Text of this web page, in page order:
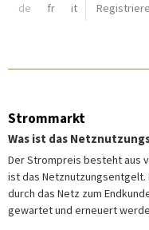
de fr it
Inhalt:
Strommarkt
Was ist das
Der Strompreis besteht aus
ist das Netznutzungsentgelt.
durch das Netz zum
gewartet und erneuert